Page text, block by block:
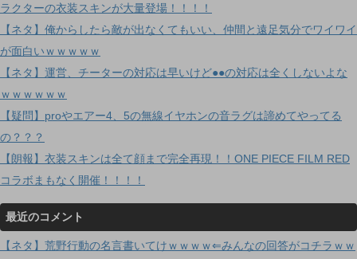
ラクターの衣装スキンが大量登場！！！！
【ネタ】俺からしたら敵が出なくてもいい、仲間と遠足気分でワイワイ
が面白いｗｗｗｗｗ
【ネタ】運営、チーターの対応は早いけど●●の対応は全くしないよな
ｗｗｗｗｗｗ
【疑問】proやエアー4、5の無線イヤホンの音ラグは諦めてやってる
の？？？
【朗報】衣装スキンは全て顔まで完全再現！！ONE PIECE FILM RED
コラボまもなく開催！！！！
最近のコメント
【ネタ】荒野行動の名言書いてけｗｗｗｗ⇐みんなの回答がコチラｗｗ